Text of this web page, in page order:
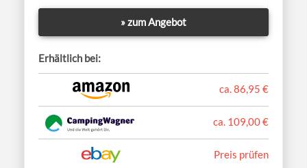
» zum Angebot
Erhältlich bei:
ca. 86,95 €
ca. 109,00 €
Preis prüfen